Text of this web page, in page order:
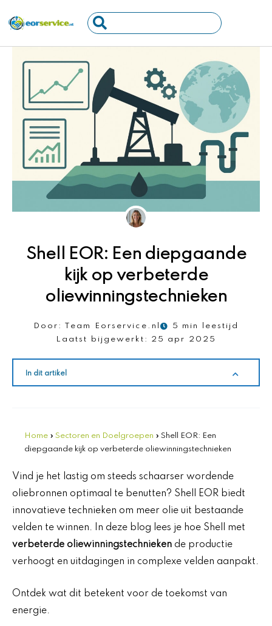
naar
inhoud
Search
...
Shell EOR: Een diepgaande
kijk op verbeterde
oliewinningstechnieken
Door: Team Eorservice.nl
5 min leestijd
Laatst bijgewerkt:
25 apr 2025
In dit artikel
Home » Sectoren en Doelgroepen » Shell EOR: Een
diepgaande kijk op verbeterde oliewinningstechnieken
Vind je het lastig om steeds schaarser wordende
oliebronnen optimaal te benutten? Shell EOR biedt
innovatieve technieken om meer olie uit bestaande
velden te winnen. In deze blog lees je hoe Shell met
verbeterde oliewinningstechnieken de productie
verhoogt en uitdagingen in complexe velden aanpakt.
Ontdek wat dit betekent voor de toekomst van
energie.